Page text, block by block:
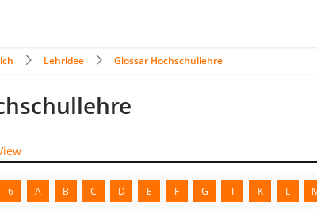
Lehridee Glossar Hochschullehre
6 A B C D E F G I K L